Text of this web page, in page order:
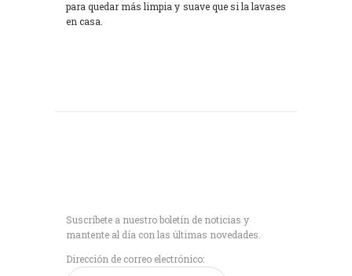
para quedar más limpia y suave que si la lavases
en casa.
Suscríbete a nuestro boletín de noticias y
mantente al día con las últimas novedades.
Dirección de correo electrónico: